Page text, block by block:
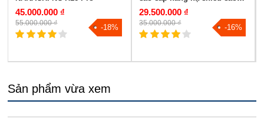
45.000.000 ₫
55.000.000 ₫
-18%
NAKACHI NC-05DC
29.500.000 ₫
35.000.000 ₫
-16%
Sản phẩm vừa xem